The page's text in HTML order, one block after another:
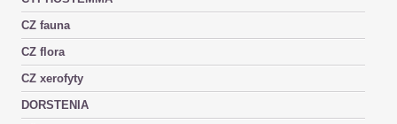
CZ fauna
CZ flora
CZ xerofyty
DORSTENIA